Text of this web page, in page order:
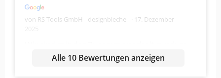
von RS Tools GmbH - designbleche - · 17. Dezember
zufrieden. Die Agentur überzeugt durch
Alle 10 Bewertungen anzeigen